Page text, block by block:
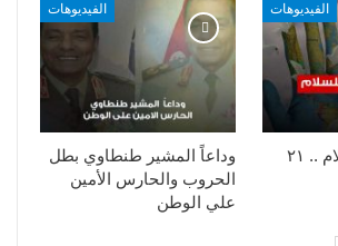
الفيديوهات
وداعاً المشير طنطاوي بطل
الحروب والحارس الأمين
علي الوطن
الفيديوهات
اليوم الدولي للسلام .. ٢١